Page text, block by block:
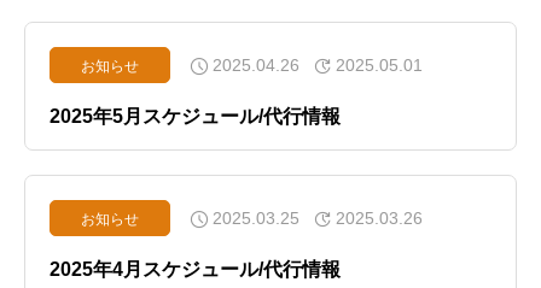
お知らせ 2025.04.26 2025.05.01
2025年5月スケジュール/代行情報
お知らせ 2025.03.25 2025.03.26
2025年4月スケジュール/代行情報